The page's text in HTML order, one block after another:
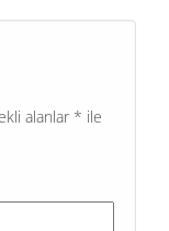
alanlar * ile